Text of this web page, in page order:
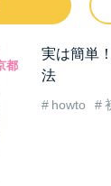
実は簡単
法
howto
都